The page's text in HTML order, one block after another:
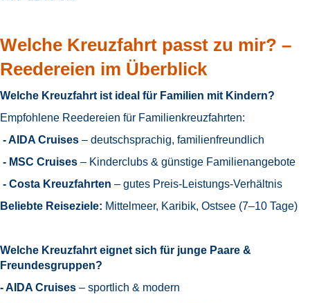
Welche Kreuzfahrt passt zu mir? –
Reedereien im Überblick
Welche Kreuzfahrt ist ideal für Familien mit Kindern?
Empfohlene Reedereien für Familienkreuzfahrten:
- AIDA Cruises – deutschsprachig, familienfreundlich
- MSC Cruises – Kinderclubs & günstige Familienangebote
- Costa Kreuzfahrten – gutes Preis-Leistungs-Verhältnis
Beliebte Reiseziele: Mittelmeer, Karibik, Ostsee (7–10 Tage)
Welche Kreuzfahrt eignet sich für junge Paare &
Freundesgruppen?
- AIDA Cruises – sportlich & modern